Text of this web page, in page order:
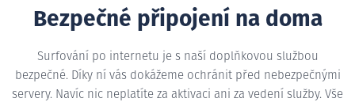
Bezpečné připojení na doma
Surfování po internetu je s naší doplňkovou službou
bezpečné. Díky ní vás dokážeme ochránit před nebezpečnými
servery. Navíc nic neplatíte za aktivaci ani za vedení služby. Vše